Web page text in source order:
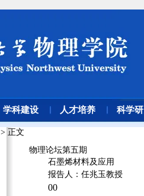
物理论坛第五期
石墨烯材料及应用
报告人：任兆玉教授
00
> 正文
学科建设 人才培养 科学